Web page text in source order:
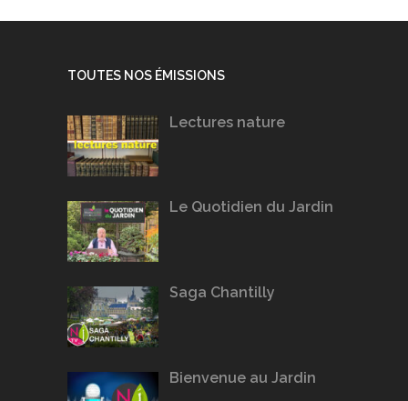
TOUTES NOS ÉMISSIONS
Lectures nature
Le Quotidien du Jardin
Saga Chantilly
Bienvenue au Jardin